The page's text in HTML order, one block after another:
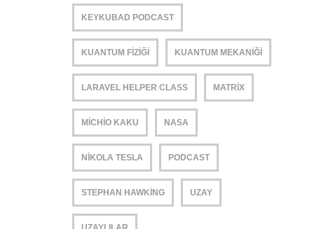
KEYKUBAD PODCAST
KUANTUM FIZIĞI KUANTUM MEKANIĞI
LARAVEL HELPER CLASS MATRIX
MICHIO KAKU NASA
NIKOLA TESLA PODCAST
STEPHAN HAWKING UZAY